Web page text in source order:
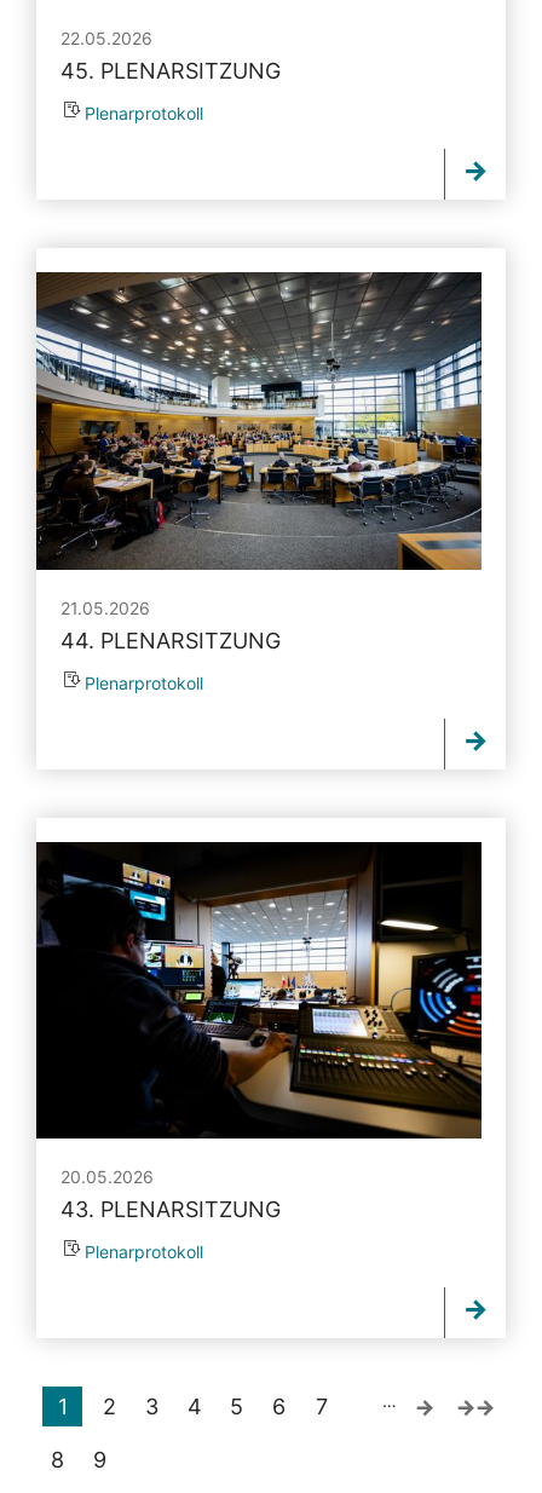
22.05.2026
45. PLENARSITZUNG
Plenarprotokoll
21.05.2026
44. PLENARSITZUNG
Plenarprotokoll
20.05.2026
43. PLENARSITZUNG
Plenarprotokoll
1 2 3 4 5 6 7
8 9
…